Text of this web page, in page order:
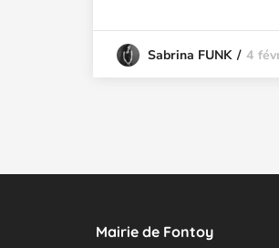
Sabrina FUNK 4
Mairie de Fontoy